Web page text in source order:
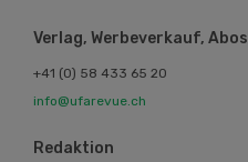
Verlag, Werbeverkauf, Abos
+41 (0) 58 433 65 20
info@ufarevue.ch
Redaktion